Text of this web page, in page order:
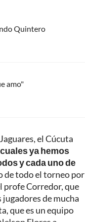
Quintero
amo"
el Cúcuta
ya hemos
y cada uno de
de todo el torneo por
profe Corredor, que
de mucha
que es un equipo